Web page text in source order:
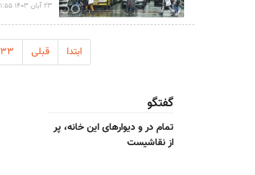
۲۳ آبان ۱۴۰۳ ۱۱:۵۵
ابتدا قبلی ۳۳
گفتگو
تمام در و دیوارهای این خانه، پر
از نقاشیست